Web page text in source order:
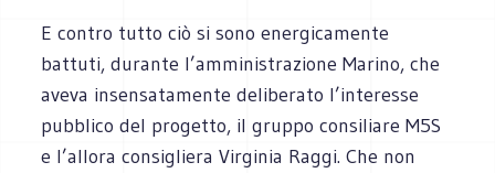
E contro tutto ciò si sono energicamente
battuti, durante l’amministrazione Marino, che
aveva insensatamente deliberato l’interesse
pubblico del progetto, il gruppo consiliare M5S
e l’allora consigliera Virginia Raggi. Che non